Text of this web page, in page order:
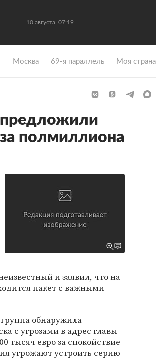
10 августа, 07:19
Москва 69-я параллель Моя страна
предложили
полмиллиона
и заявил, что на
пакет с важными
обнаружила
с угрозами в адрес главы
тысяч евро за спокойствие
угрожают устроить серию